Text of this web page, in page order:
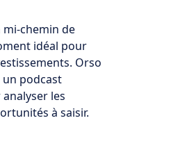
mi-chemin de
idéal pour
Orso
podcast
les
à saisir.